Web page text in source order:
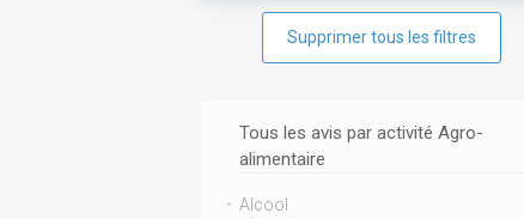
Supprimer tous les filtres
Tous les avis par activité Agro-
alimentaire
Alcool